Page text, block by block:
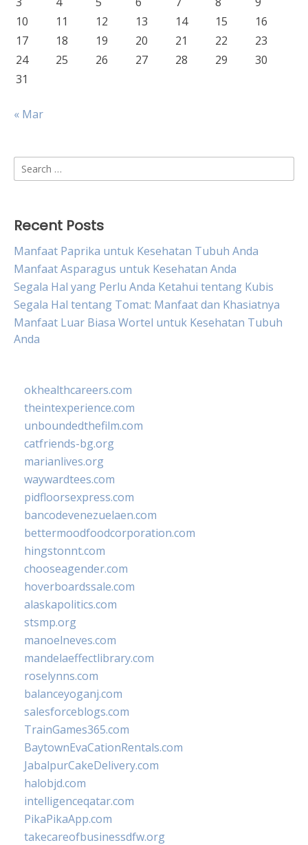
10
11 12 13 14 15
16
17
18 19 20 21 22
23
24
25 26 27 28 29
30
31
« Mar
Search
for:
Recent Posts
Manfaat Paprika untuk Kesehatan Tubuh Anda
Manfaat Asparagus untuk Kesehatan Anda
Segala Hal yang Perlu Anda Ketahui tentang Kubis
Segala Hal tentang Tomat: Manfaat dan Khasiatnya
Manfaat Luar Biasa Wortel untuk Kesehatan Tubuh
Anda
okhealthcareers.com
theintexperience.com
unboundedthefilm.com
catfriends-bg.org
marianlives.org
waywardtees.com
pidfloorsexpress.com
bancodevenezuelaen.com
bettermoodfoodcorporation.com
hingstonnt.com
chooseagender.com
hoverboardssale.com
alaskapolitics.com
stsmp.org
manoelneves.com
mandelaeffectlibrary.com
roselynns.com
balanceyoganj.com
salesforceblogs.com
TrainGames365.com
BaytownEvaCationRentals.com
JabalpurCakeDelivery.com
halobjd.com
intelligenceqatar.com
PikaPikaApp.com
takecareofbusinessdfw.org